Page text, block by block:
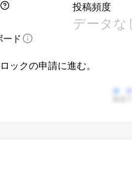
投稿頻度
データな
ード
ックの申請に進む。